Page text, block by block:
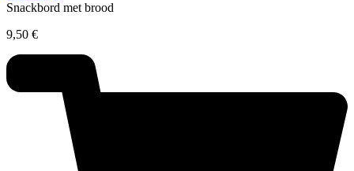
Snackbord met brood
9,50 €